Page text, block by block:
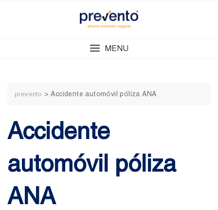
MENU
prevento >Accidente automóvil póliza ANA
Accidente
automóvil póliza
ANA